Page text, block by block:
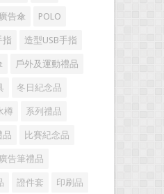
廣告傘 POLO
指 造型USB手指
戶外及運動禮品
冬日紀念品
樽 系列禮品
品 比賽紀念品
廣告筆禮品
證件套 印刷品